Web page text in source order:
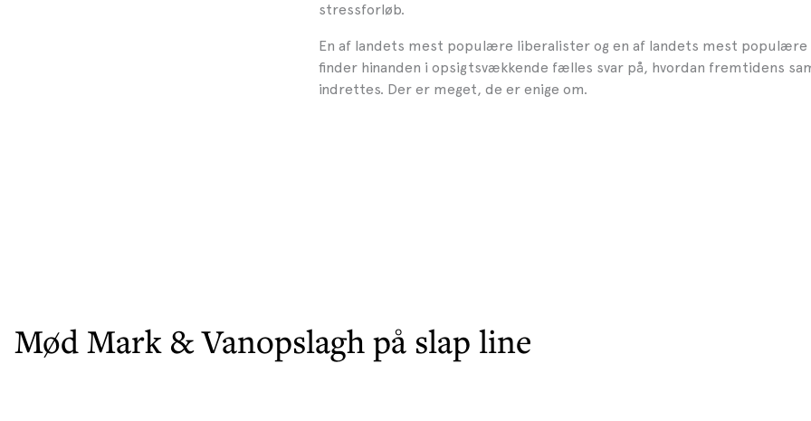
stressforløb.
En af landets mest populære liberalister og en af landets mest populære
finder hinanden i opsigtsvækkende fælles svar på, hvordan fremtidens
indrettes. Der er meget, de er enige om.
Mød Mark & Vanopslagh på slap line